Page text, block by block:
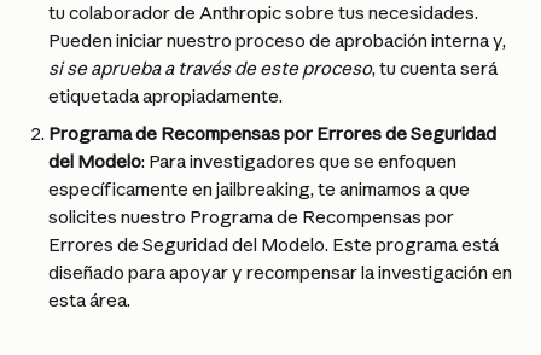
tu colaborador de Anthropic sobre tus necesidades.
Pueden iniciar nuestro proceso de aprobación interna y,
si se aprueba a través de este proceso, tu cuenta será
etiquetada apropiadamente.
Programa de Recompensas por Errores de Seguridad
del Modelo: Para investigadores que se enfoquen
específicamente en jailbreaking, te animamos a que
solicites nuestro Programa de Recompensas por
Errores de Seguridad del Modelo. Este programa está
diseñado para apoyar y recompensar la investigación en
esta área.